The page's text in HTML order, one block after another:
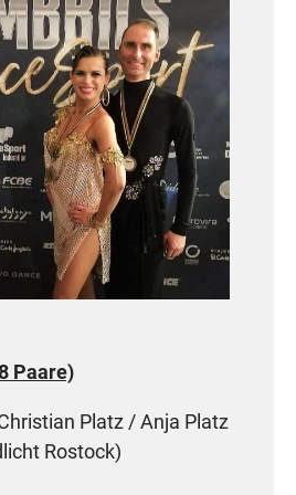
(66 Paare)
Hannes Krakowski / Finja
Blau-Weiß Stralsund)
(34 Paare)
Maximilan Amadeus
Prepernau (TT im
Greifswald)
Allround Rostock)
Paare)
Platz / Anja Platz
Rostock)